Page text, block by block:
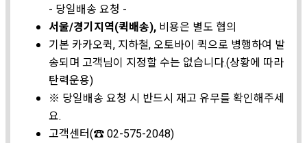
- 당일배송 요청 -
서울/경기지역(퀵배송), 비용은 별도 협의
기본 카카오퀵, 지하철, 오토바이 퀵으로 병행하여 발
송되며 고객님이 지정할 수는 없습니다.(상황에 따라
탄력운용)
※ 당일배송 요청 시 반드시 재고 유무를 확인해주세
요.
고객센터(☎ 02-575-2048)